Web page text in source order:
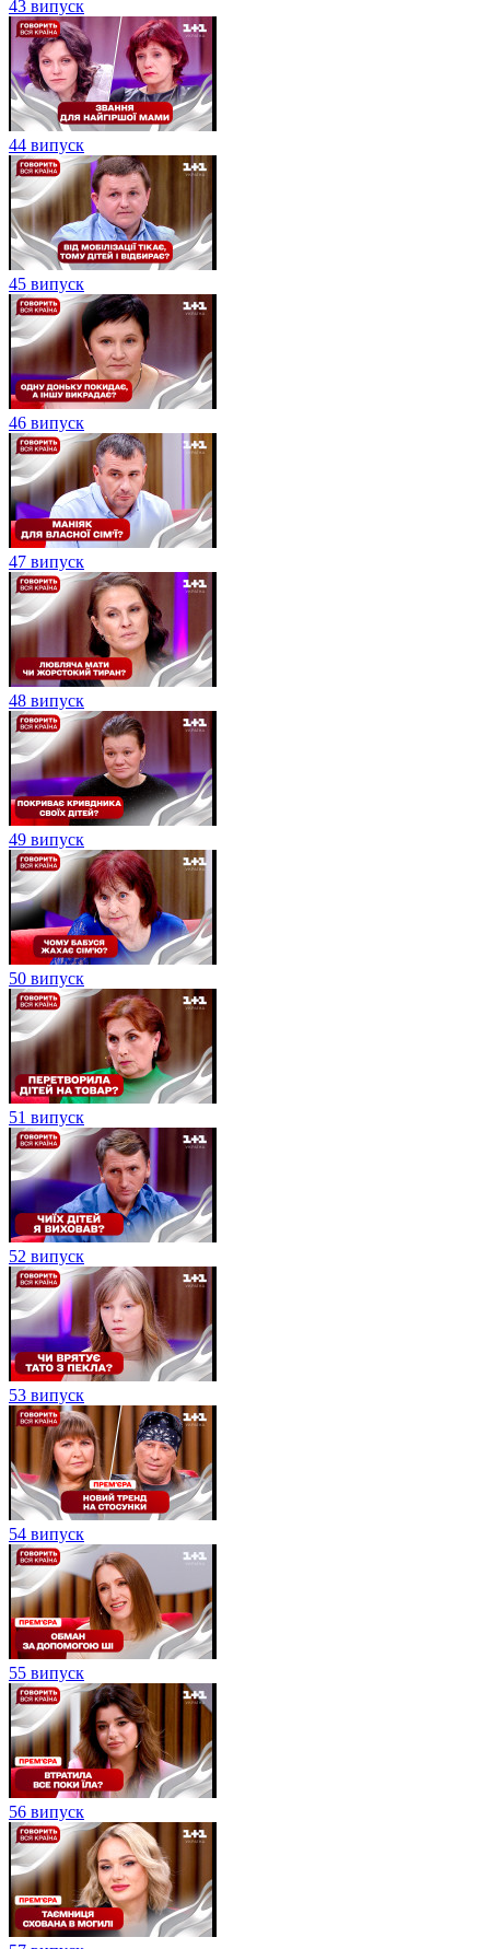
43 випуск
44 випуск
45 випуск
46 випуск
47 випуск
48 випуск
49 випуск
50 випуск
51 випуск
52 випуск
53 випуск
54 випуск
55 випуск
56 випуск